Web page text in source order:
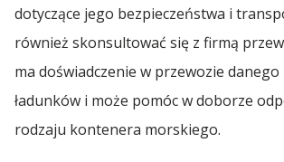
dotyczące jego bezpieczeństwa i
również skonsultować się z firmą
ma doświadczenie w przewozie
ładunków i może pomóc w doborze
rodzaju kontenera morskiego.